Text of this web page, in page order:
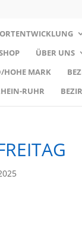
ÜBER UNS
HOHE MARK
RUHR